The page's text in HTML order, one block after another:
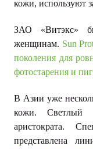
кожи, используют
ЗАО «Витэкс»
женщинам. Sun
поколения для
фотостарения и
В Азии уже
кожи. Светлый
аристократа.
представлена